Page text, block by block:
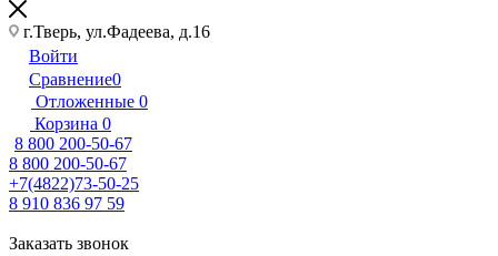
г.Тверь, ул.Фадеева, д.16
Войти
Сравнение0
Отложенные 0
Корзина 0
8 800 200-50-67
8 800 200-50-67
+7(4822)73-50-25
8 910 836 97 59
Заказать звонок